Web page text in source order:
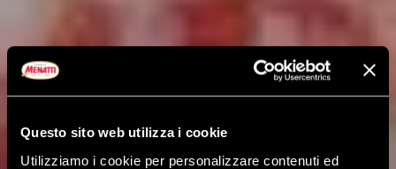
Questo sito web utilizza i cookie
Utilizziamo i cookie per personalizzare contenuti ed